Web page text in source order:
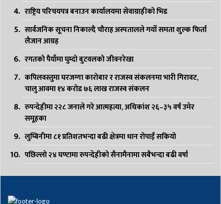
राष्ट्रिय परिचयपत्र बनाउन कार्यालयमा सेवाग्राहीको भिड
सार्वजनिक सूचना निकाल्दै चौराह अस्पतालले गर्यो समता शुल्क फिर्ता
लैजान आग्रह
रगतको पैयाँमा घुम्दो बुटवलको जीवनरेखा
कपिलवस्तुमा घरजग्गा कारोबार र राजस्व संकलनमा भारी गिरावट,
चालु आवमा १४ करोड ७६ लाख राजस्व संकलन
रुपन्देहीमा २२८ जनाले गरे आत्महत्या, अधिकांश २६–३५ वर्ष उमेर
समूहका
लुम्बिनीमा ८१ प्रतिशतभन्दा बढी क्षेत्रमा धान रोपाइँ सकियो
पछिल्लो २४ घण्टामा रुपन्देहीको सैनामैनामा सबैभन्दा बढी वर्षा